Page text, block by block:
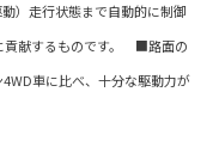
）走行状態まで自動的に制御
貢献するものです。 ■路面の
車に比べ、十分な駆動力が